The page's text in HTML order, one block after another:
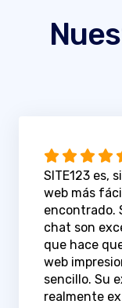
SITE123 es,
web más
encontrado.
chat son
que hace
web
sencillo. Su
realmente